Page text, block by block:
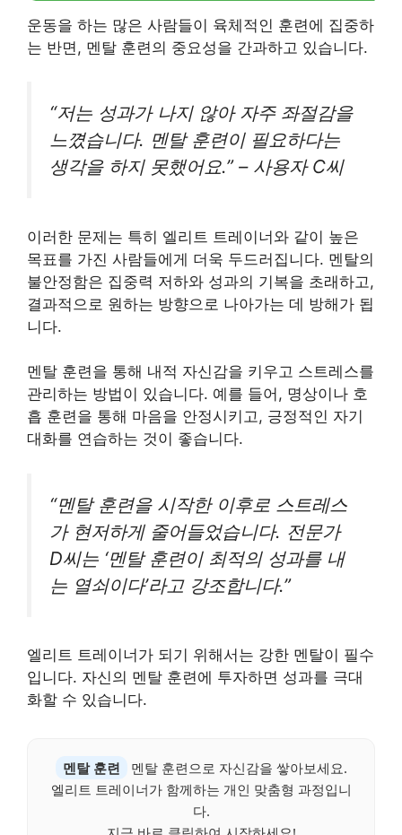
운동을 하는 많은 사람들이 육체적인 훈련에 집중하
는 반면, 멘탈 훈련의 중요성을 간과하고 있습니다.
“저는 성과가 나지 않아 자주 좌절감을
느꼈습니다. 멘탈 훈련이 필요하다는
생각을 하지 못했어요.” – 사용자 C씨
이러한 문제는 특히 엘리트 트레이너와 같이 높은
목표를 가진 사람들에게 더욱 두드러집니다. 멘탈의
불안정함은 집중력 저하와 성과의 기복을 초래하고,
결과적으로 원하는 방향으로 나아가는 데 방해가 됩
니다.
멘탈 훈련을 통해 내적 자신감을 키우고 스트레스를
관리하는 방법이 있습니다. 예를 들어, 명상이나 호
흡 훈련을 통해 마음을 안정시키고, 긍정적인 자기
대화를 연습하는 것이 좋습니다.
“멘탈 훈련을 시작한 이후로 스트레스
가 현저하게 줄어들었습니다. 전문가
D씨는 ‘멘탈 훈련이 최적의 성과를 내
는 열쇠이다’라고 강조합니다.”
엘리트 트레이너가 되기 위해서는 강한 멘탈이 필수
입니다. 자신의 멘탈 훈련에 투자하면 성과를 극대
화할 수 있습니다.
멘탈 훈련
멘탈 훈련으로 자신감을 쌓아보세요.
엘리트 트레이너가 함께하는 개인 맞춤형 과정입니
다.